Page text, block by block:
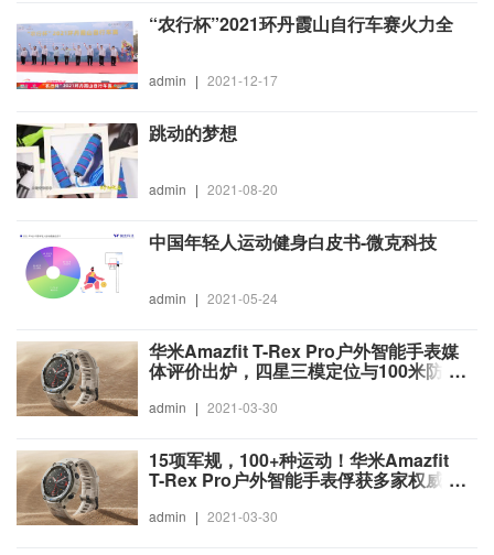
“农行杯”2021环丹霞山自行车赛火力全
admin | 2021-12-17
跳动的梦想
admin | 2021-08-20
中国年轻人运动健身白皮书-微克科技
admin | 2021-05-24
华米Amazfit T-Rex Pro户外智能手表媒
体评价出炉，四星三模定位与100米防水
admin | 2021-03-30
15项军规，100+种运动！华米Amazfit
T-Rex Pro户外智能手表俘获多家权威媒
admin | 2021-03-30